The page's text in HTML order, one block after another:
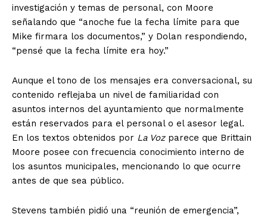
investigación y temas de personal, con Moore
señalando que “anoche fue la fecha límite para que
Mike firmara los documentos,” y Dolan respondiendo,
“pensé que la fecha límite era hoy.”
Aunque el tono de los mensajes era conversacional, su
contenido reflejaba un nivel de familiaridad con
asuntos internos del ayuntamiento que normalmente
están reservados para el personal o el asesor legal.
En los textos obtenidos por La Vozparece que Brittain
Moore posee con frecuencia conocimiento interno de
los asuntos municipales, mencionando lo que ocurre
antes de que sea público.
Stevens también pidió una “reunión de emergencia”,